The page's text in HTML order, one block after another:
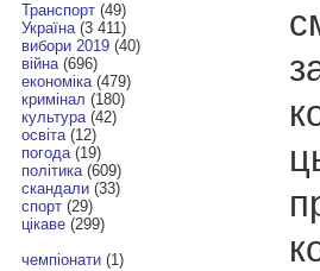
Транспорт(49)
Україна(3 411)
вибори 2019(40)
війна(696)
економіка(479)
кримінал (180)
культура(42)
освіта(12)
погода(19)
політика(609)
скандали(33)
спорт(29)
цікаве(299)
чемпіонати(1)